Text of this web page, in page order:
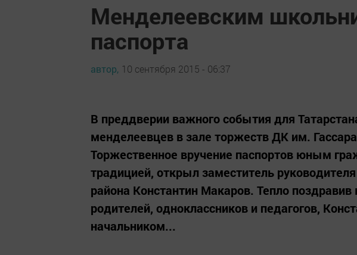
Менделеевским
паспорта
автор, 10 сентября 2015 - 06:37
В преддверии важного события для
менделеевцев в зале торжеств ДК им.
Торжественное вручение паспортов юным
традицией, открыл заместитель
района Константин Макаров. Тепло
родителей, одноклассников и педагогов,
начальником...